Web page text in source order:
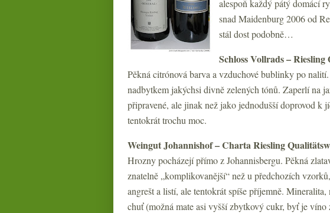
alespoň každý pátý domácí
snad Maidenburg 2006 od
stál dost podobně…
Schloss Vollrads –
Pěkná citrónová barva a vzduchové bublinky po
nadbytkem jakýchsi divně zelených tónů. Zaperlí na
připravené, ale jinak než jako jednodušší doprovod k
tentokrát trochu moc.
Weingut Johannishof – Charta Riesling
Hrozny pocházejí přímo z Johannisbergu. Pěkná
znatelně „komplikovanější“ než u předchozích
angrešt a listí, ale tentokrát spíše příjemně.
chuť (možná mate asi vyšší zbytkový cukr, byť je víno